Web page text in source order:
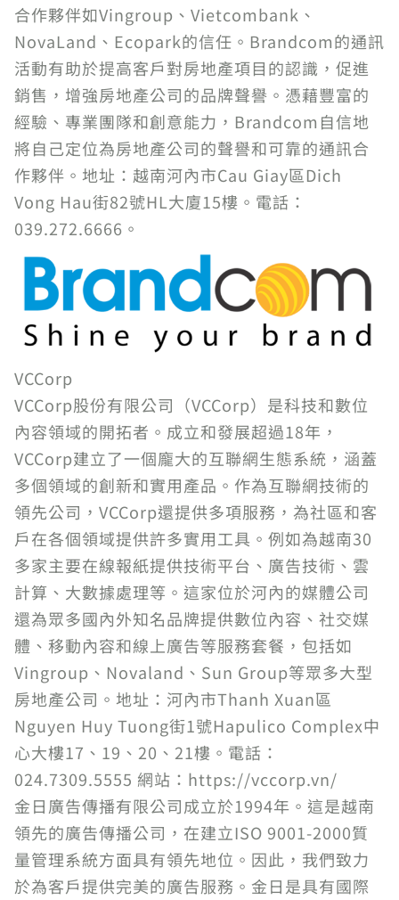
合作夥伴如Vingroup、Vietcombank、
NovaLand、Ecopark的信任。Brandcom的通訊
活動有助於提高客戶對房地產項目的認識，促進
銷售，增強房地產公司的品牌聲譽。憑藉豐富的
經驗、專業團隊和創意能力，Brandcom自信地
將自己定位為房地產公司的聲譽和可靠的通訊合
作夥伴。地址：越南河內市Cau Giay區Dich
Vong Hau街82號HL大廈15樓。電話：
039.272.6666。
VCCorp
VCCorp股份有限公司（VCCorp）是科技和數位
內容領域的開拓者。成立和發展超過18年，
VCCorp建立了一個龐大的互聯網生態系統，涵蓋
多個領域的創新和實用產品。作為互聯網技術的
領先公司，VCCorp還提供多項服務，為社區和客
戶在各個領域提供許多實用工具。例如為越南30
多家主要在線報紙提供技術平台、廣告技術、雲
計算、大數據處理等。這家位於河內的媒體公司
還為眾多國內外知名品牌提供數位內容、社交媒
體、移動內容和線上廣告等服務套餐，包括如
Vingroup、Novaland、Sun Group等眾多大型
房地產公司。地址：河內市Thanh Xuan區
Nguyen Huy Tuong街1號Hapulico Complex中
心大樓17、19、20、21樓。電話：
024.7309.5555 網站：https://vccorp.vn/
金日廣告傳播有限公司成立於1994年。這是越南
領先的廣告傳播公司，在建立ISO 9001-2000質
量管理系統方面具有領先地位。因此，我們致力
於為客戶提供完美的廣告服務。金日是具有國際